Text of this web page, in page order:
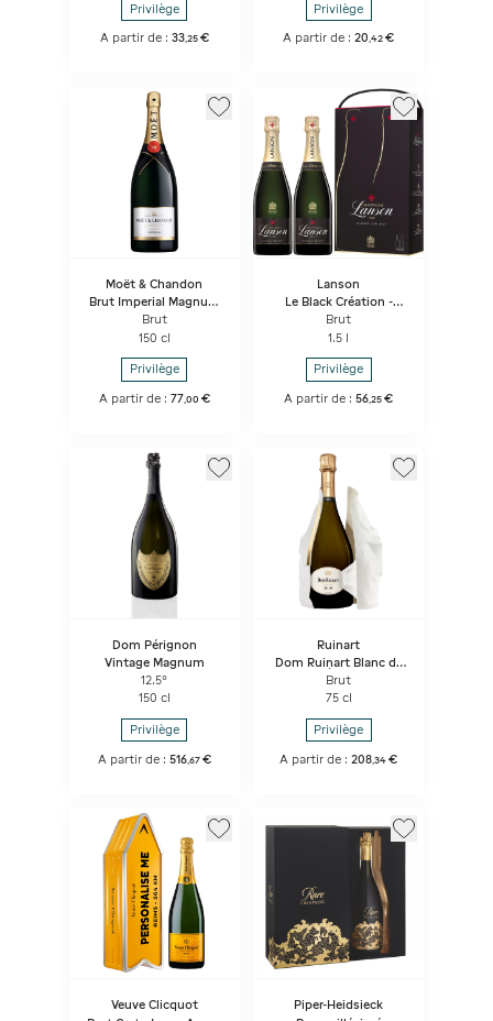
Privilège
A partir de : 33,25 €
Privilège
A partir de :20,42 €
Moët & Chandon
Brut Imperial Magnum
- Bouteille Sous
Coffret
Brut
150 cl
Privilège
A partir de : 77,00 €
Lanson
Le Black Création -
Coffret Duo 2
bouteilles
Brut
1.5 l
Privilège
A partir de :56,25 €
Dom Pérignon
Vintage Magnum
12.5°
150 cl
Privilège
A partir de : 516, 67 €
Ruinart
Dom Ruinart Blanc de
Blancs - Étui Seconde
Peau
Brut
75 cl
Privilège
A partir de :208 ,34 €
Veuve Clicquot
Piper-Heidsieck